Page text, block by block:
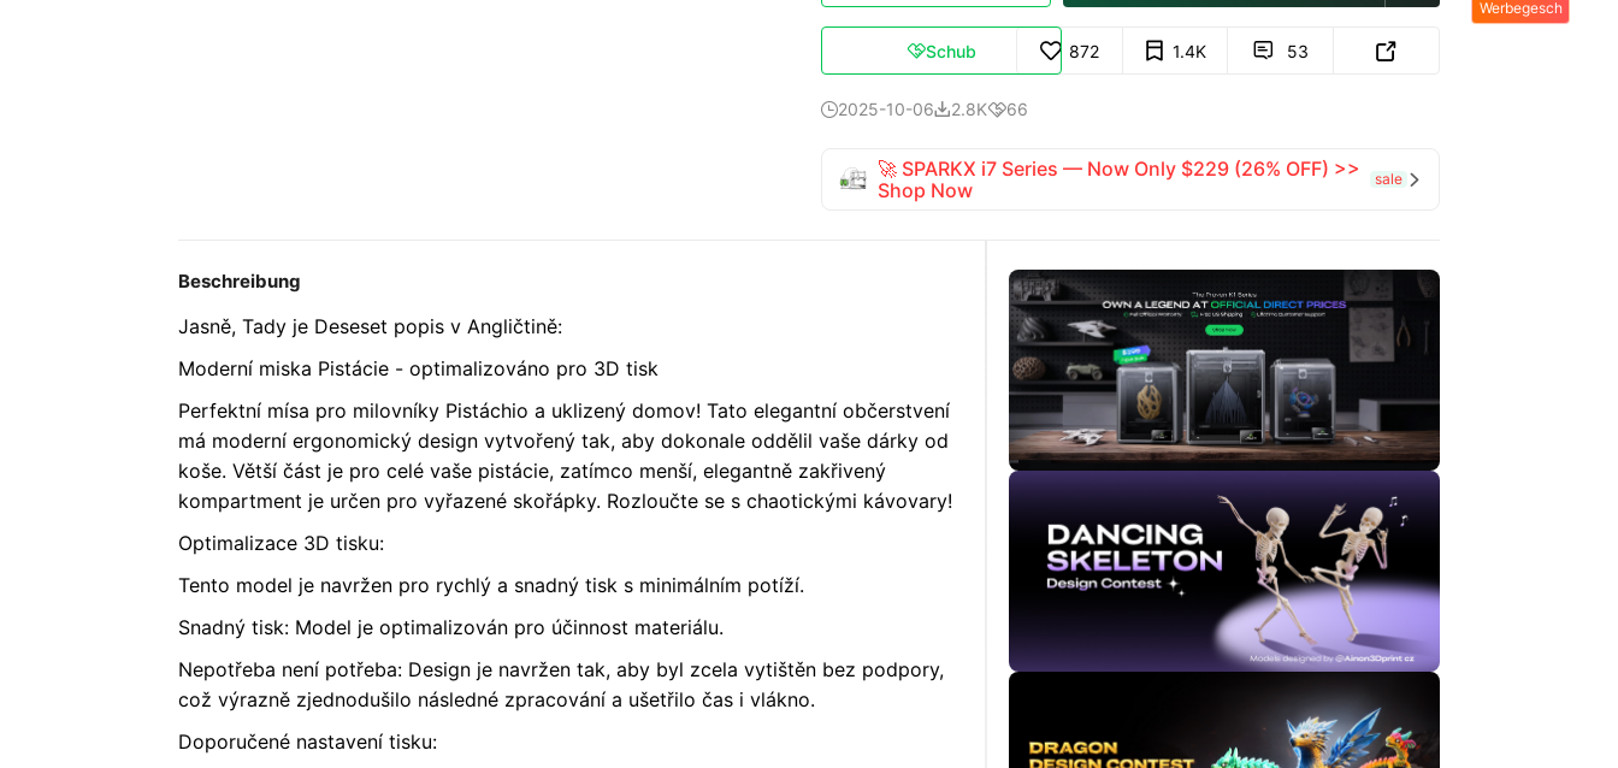
Schub 872 1.4K  53 
2025-10-062.8K66
🚀 SPARKX i7 Series — Now Only $229 (26% OFF) >>
Shop Now
sale 
Beschreibung
Jasně, Tady je Deseset popis v Angličtině:
Moderní miska Pistácie - optimalizováno pro 3D tisk
Perfektní mísa pro milovníky Pistáchio a uklizený domov! Tato elegantní občerstvení
má moderní ergonomický design vytvořený tak, aby dokonale oddělil vaše dárky od
koše. Větší část je pro celé vaše pistácie, zatímco menší, elegantně zakřivený
kompartment je určen pro vyřazené skořápky. Rozloučte se s chaotickými kávovary!
Optimalizace 3D tisku:
Tento model je navržen pro rychlý a snadný tisk s minimálním potíží.
Snadný tisk: Model je optimalizován pro účinnost materiálu.
Nepotřeba není potřeba: Design je navržen tak, aby byl zcela vytištěn bez podpory,
což výrazně zjednodušilo následné zpracování a ušetřilo čas i vlákno.
Doporučené nastavení tisku:
Werbegesch